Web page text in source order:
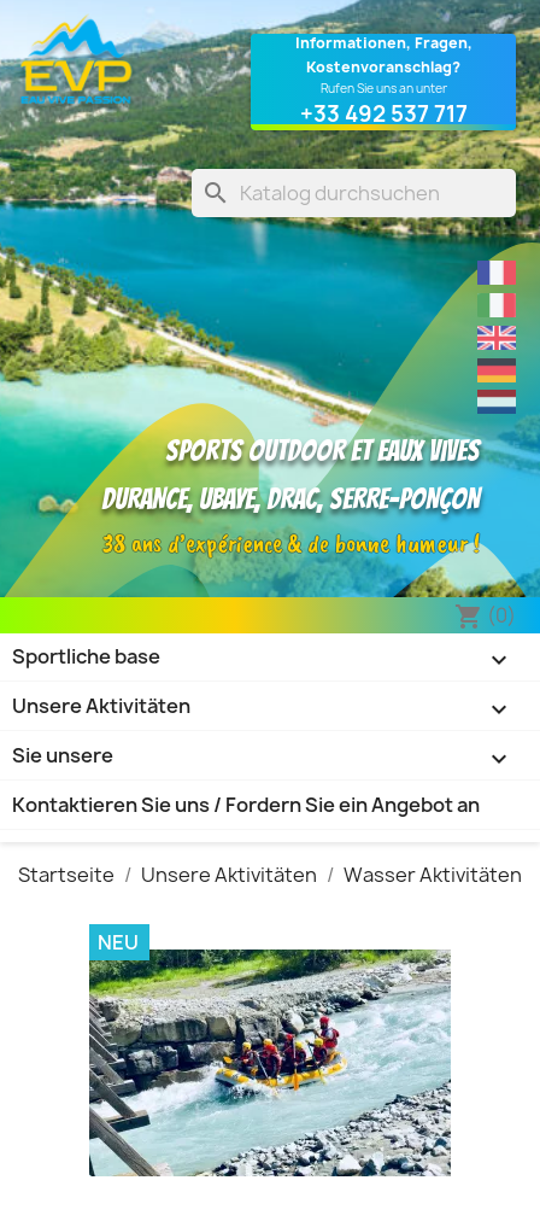
Informationen, Fragen,
Kostenvoranschlag?
Rufen Sie uns an unter
+33 492 537 717
Sports outdoor et eaux vives
DURANCE, UBAYE, DRAC, SERRE-PONÇON
38 ans d’expérience & de bonne humeur !
shopping_cart (0)
search

Sportliche base

Unsere Aktivitäten

Sie unsere
Kontaktieren Sie uns / Fordern Sie ein Angebot an
Startseite Unsere Aktivitäten Wasser Aktivitäten
NEU
Cookie-Einstellungen